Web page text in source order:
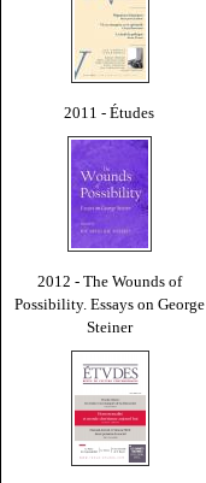
2011 - Études
2012 - The Wounds of
Possibility. Essays on George
Steiner